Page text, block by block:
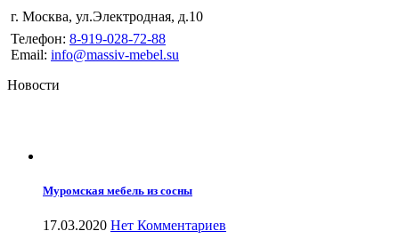
г. Москва, ул.Электродная, д.10
Телефон: 8-919-028-72-88
Email: info@massiv-mebel.su
Новости
Муромская мебель из сосны
17.03.2020 Нет Комментариев